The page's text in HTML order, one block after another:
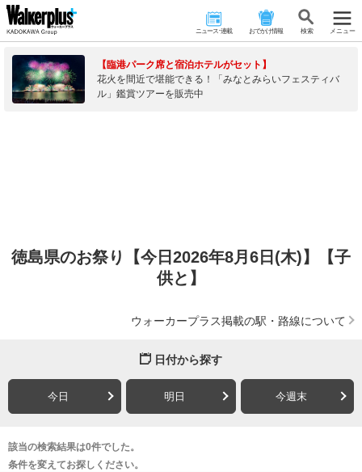
ニュース･連載 おでかけ情報 検 索 メニュー
【臨港パーク席と宿泊ホテルがセット】
花火を間近で堪能できる！「みなとみらいフェスティバ
ル」鑑賞ツアーを販売中
徳島県のお祭り【今日2026年8月6日(木)】【子
供と】
ウォーカープラス掲載の駅・路線について
日付から探す
今日 明日 今週末
該当の検索結果は0件でした。
条件を変えてお探しください。